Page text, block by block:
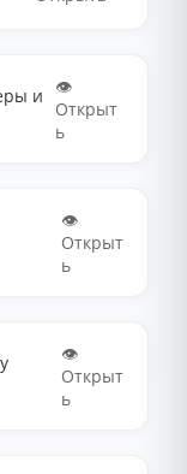
и
👁️
Открыт
ь
👁️
Открыт
ь
👁️
Открыт
ь